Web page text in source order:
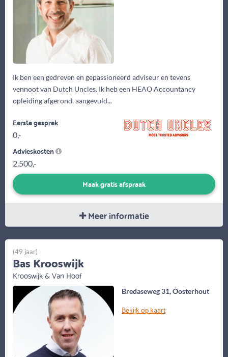
Ik ben een gedreven en gepassioneerd adviseur en tevens
vennoot van Dutch Uncles. Ik heb een HEAO Accountancy
opleiding afgerond, aangevuld...
Eerste gesprek
0,-
Advieskosten
2.500,-
Maak gratis afspraak
Meer informatie
Bredaseweg 31, Oosterhout
Bekijk op kaart
(49 jaar)
Bas Krooswijk
Krooswijk & Van Hoof